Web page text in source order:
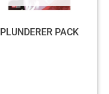
PLUNDERER PACK